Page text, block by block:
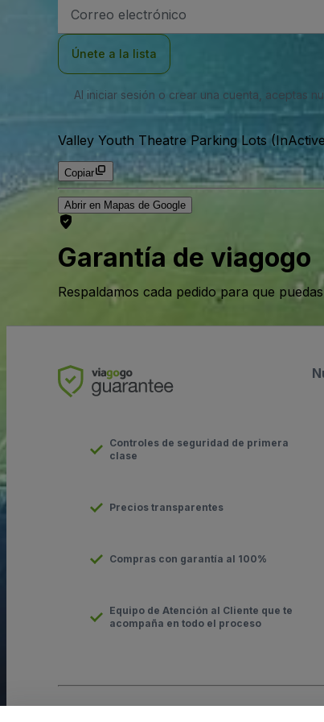
de
Únete a la lista
Al iniciar sesión o crear una cuenta, aceptas
Valley Youth Theatre Parking Lots
Copiar
Abrir en Mapas de Google
Garantía de viagogo
Respaldamos cada pedido para que
Controles de seguridad de primera
clase
Precios transparentes
Compras con garantía al 100%
Equipo de Atención al Cliente que te
acompaña en todo el proceso